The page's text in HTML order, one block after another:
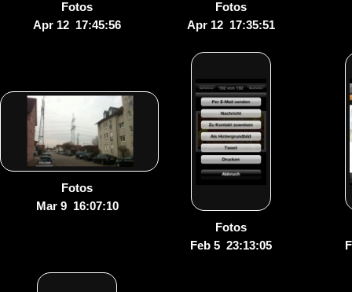
Fotos
Apr 12 17:45:56
Fotos
Apr 12 17:35:51
Fotos
Mar 9 16:07:10
Fotos
Feb 5 23:13:05